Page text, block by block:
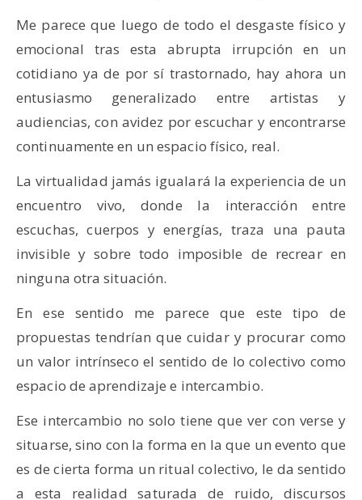
Me parece que luego de todo el desgaste físico y
emocional tras esta abrupta irrupción en un
cotidiano ya de por sí trastornado, hay ahora un
entusiasmo generalizado entre artistas y
audiencias, con avidez por escuchar y encontrarse
continuamente en un espacio físico, real.
La virtualidad jamás igualará la experiencia de un
encuentro vivo, donde la interacción entre
escuchas, cuerpos y energías, traza una pauta
invisible y sobre todo imposible de recrear en
ninguna otra situación.
En ese sentido me parece que este tipo de
propuestas tendrían que cuidar y procurar como
un valor intrínseco el sentido de lo colectivo como
espacio de aprendizaje e intercambio.
Ese intercambio no solo tiene que ver con verse y
situarse, sino con la forma en la que un evento que
es de cierta forma un ritual colectivo, le da sentido
a esta realidad saturada de ruido, discursos